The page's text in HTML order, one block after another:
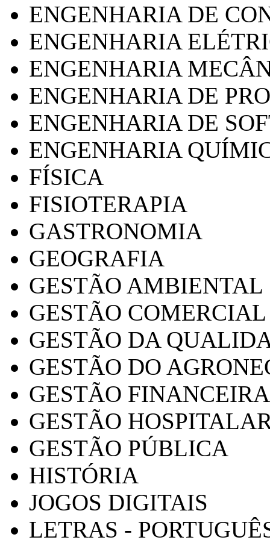
ENGENHARIA DE
ENGENHARIA
ENGENHARIA
ENGENHARIA DE
ENGENHARIA DE
ENGENHARIA
FÍSICA
FISIOTERAPIA
GASTRONOMIA
GEOGRAFIA
GESTÃO AMBIENTAL
GESTÃO COMERCIAL
GESTÃO DA
GESTÃO DO
GESTÃO FINANCEIRA
GESTÃO
GESTÃO PÚBLICA
HISTÓRIA
JOGOS DIGITAIS
LETRAS -